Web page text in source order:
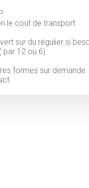
le cout de transport
sur du régulier si
par 12 ou 6)
formes sur demande